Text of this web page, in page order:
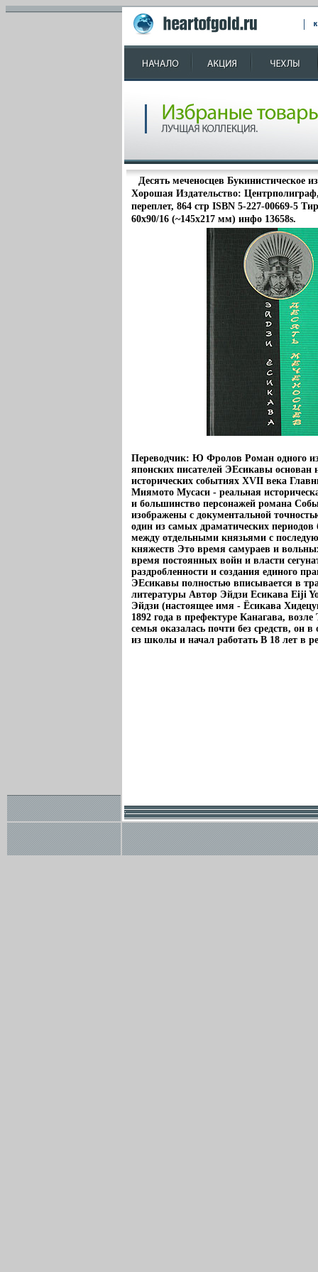
Десять меченосцев Букинистическое
Хорошая Издательство:
переплет, 864 стр ISBN 5-227-00669-5
60x90/16 (~145х217 мм) инфо 13658s.
Переводчик: Ю Фролов Роман одного
японских писателей ЭЕсикавы основан
исторических событиях XVII века
Миямото Мусаси - реальная
и большинство персонажей романа
изображены с документальной
один из самых драматических периодов
между отдельными князьями с
княжеств Это время самураев и
время постоянных войн и власти
раздробленности и создания единого
ЭЕсикавы полностью вписывается в
литературы Автор Эйдзи Есикава Eiji
Эйдзи (настоящее имя - Ёсикава
1892 года в префектуре Канагава,
семья оказалась почти без средств, он
из школы и начал работать В 18 лет в